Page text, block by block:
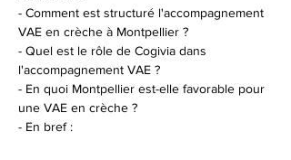
- Comment est structuré l'accompagnement
VAE en crèche à Montpellier ?
- Quel est le rôle de Cogivia dans
l'accompagnement VAE ?
- En quoi Montpellier est-elle favorable pour
une VAE en crèche ?
- En bref :